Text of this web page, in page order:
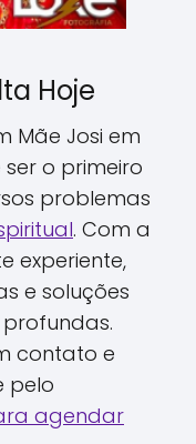
Hoje
Mãe Josi em
o primeiro
problemas
. Com a
experiente,
e soluções
contato e
pelo
agendar